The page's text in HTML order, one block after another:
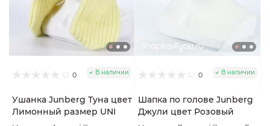
0 В наличии
Ушанка Junberg Туна цвет
Лимонный размер UNI
0 В наличии
Шапка по голове Junberg
Джули цвет Розовый
пудровый